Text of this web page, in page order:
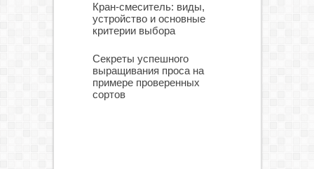
Кран-смеситель: виды,
устройство и основные
критерии выбора
Секреты успешного
выращивания проса на
примере проверенных
сортов